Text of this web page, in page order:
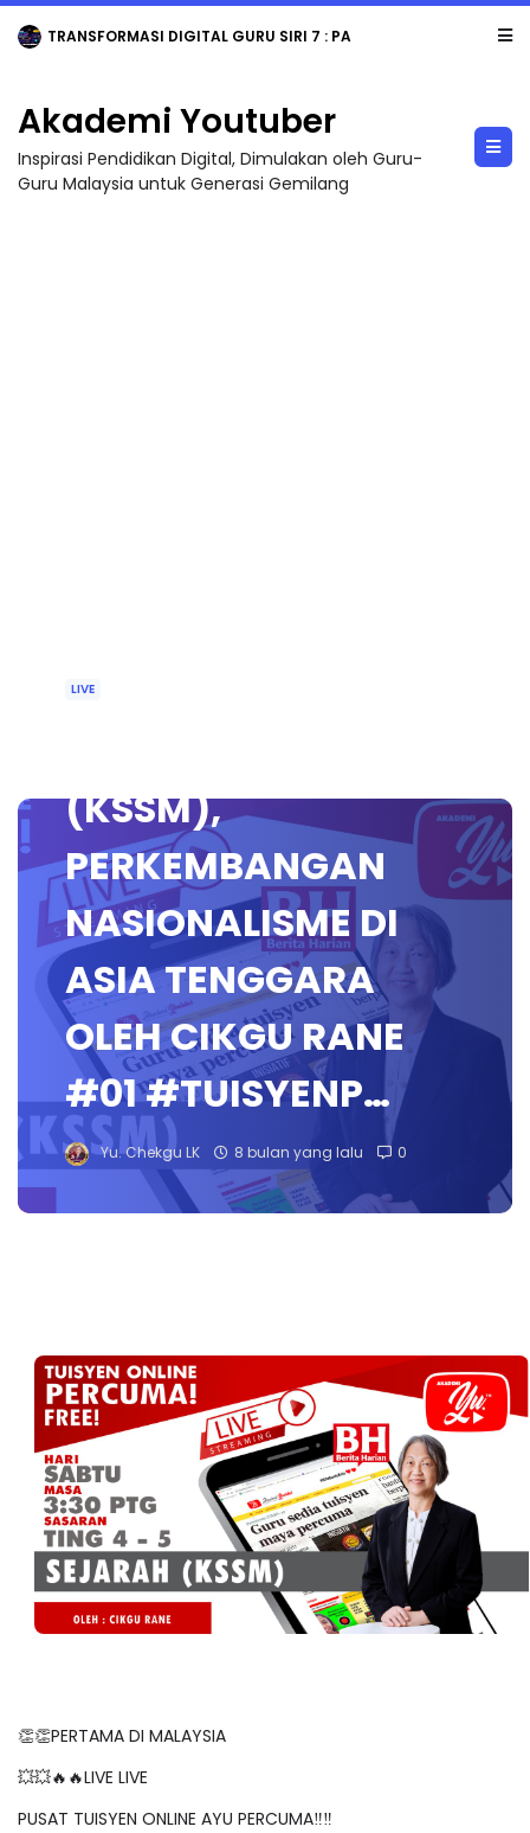
TRANSFORMASI DIGITAL GURU SIRI 7 : PAHLAWAN DIGITAL PENYELAMAT DUNIA
Akademi Youtuber
Inspirasi Pendidikan Digital, Dimulakan oleh Guru-
Guru Malaysia untuk Generasi Gemilang
LIVE
(KSSM),
PERKEMBANGAN
NASIONALISME DI
ASIA TENGGARA
OLEH CIKGU RANE
#01 #TUISYENP…
Yu. Chekgu LK 8 bulan yang lalu 0
👏👏PERTAMA DI MALAYSIA
💥💥🔥🔥LIVE LIVE
PUSAT TUISYEN ONLINE AYU PERCUMA‼️‼️